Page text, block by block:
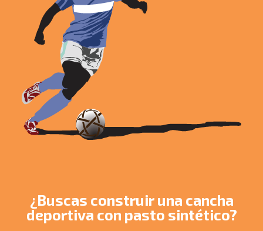
¿Buscas construir una cancha
deportiva con pasto sintético?